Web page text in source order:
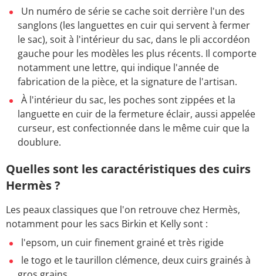
Un numéro de série se cache soit derrière l'un des
sanglons (les languettes en cuir qui servent à fermer
le sac), soit à l'intérieur du sac, dans le pli accordéon
gauche pour les modèles les plus récents. Il comporte
notamment une lettre, qui indique l'année de
fabrication de la pièce, et la signature de l'artisan.
À l'intérieur du sac, les poches sont zippées et la
languette en cuir de la fermeture éclair, aussi appelée
curseur, est confectionnée dans le même cuir que la
doublure.
Quelles sont les caractéristiques des cuirs
Hermès ?
Les peaux classiques que l'on retrouve chez Hermès,
notamment pour les sacs Birkin et Kelly sont :
l'epsom, un cuir finement grainé et très rigide
le togo et le taurillon clémence, deux cuirs grainés à